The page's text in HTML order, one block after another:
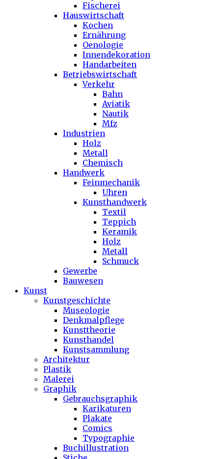
Fischerei
Hauswirtschaft
Kochen
Ernährung
Oenologie
Innendekoration
Handarbeiten
Betriebswirtschaft
Verkehr
Bahn
Aviatik
Nautik
Mfz
Industrien
Holz
Metall
Chemisch
Handwerk
Feinmechanik
Uhren
Kunsthandwerk
Textil
Teppich
Keramik
Holz
Metall
Schmuck
Gewerbe
Bauwesen
Kunst
Kunstgeschichte
Museologie
Denkmalpflege
Kunsttheorie
Kunsthandel
Kunstsammlung
Architektur
Plastik
Malerei
Graphik
Gebrauchsgraphik
Karikaturen
Plakate
Comics
Typographie
Buchillustration